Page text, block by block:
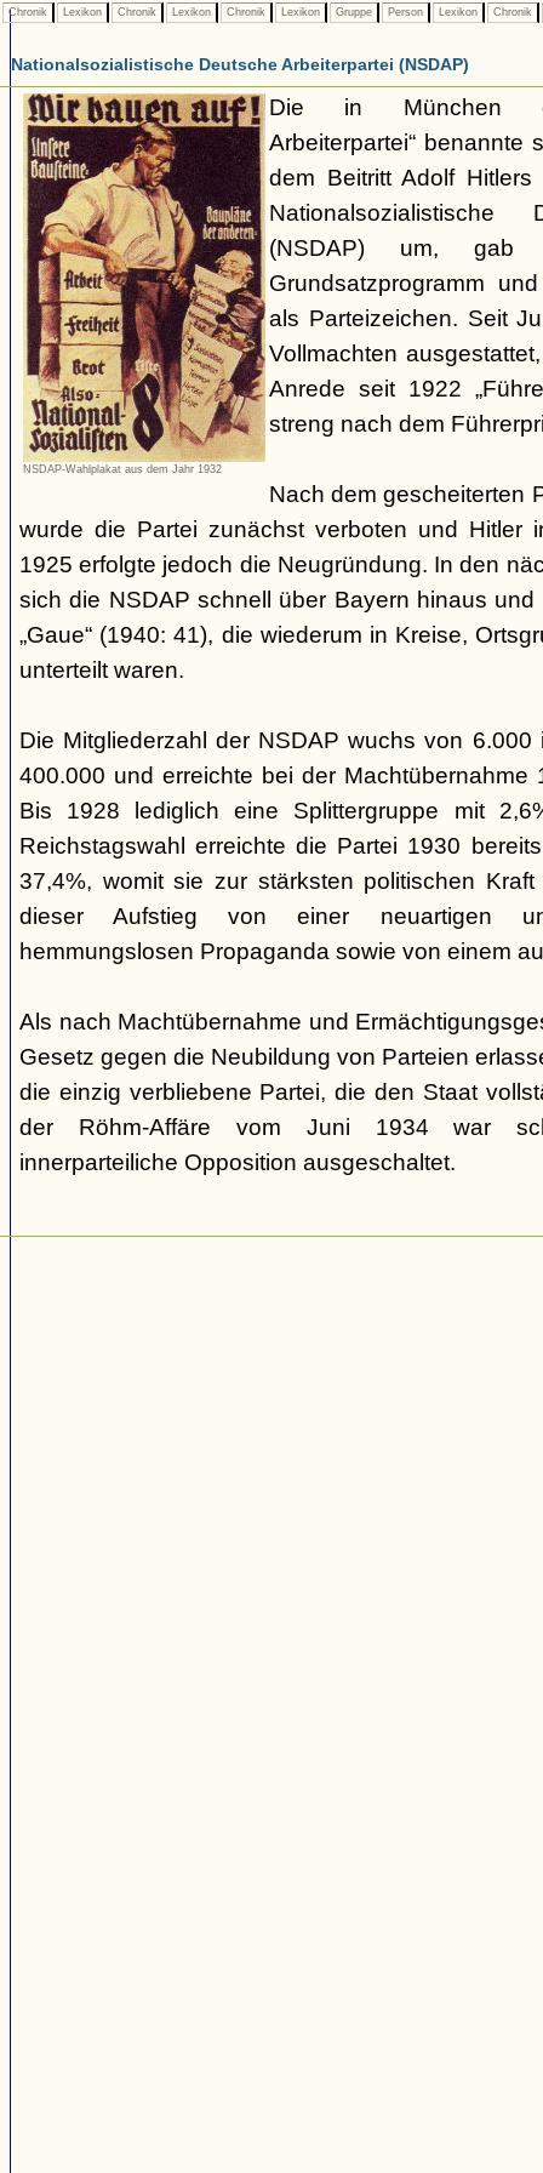
Chronik Lexikon Chronik Lexikon Chronik Lexikon Gruppe Person Lexikon Chronik
Nationalsozialistische Deutsche Arbeiterpartei (NSDAP)
NSDAP-Wahlplakat aus dem Jahr 1932
Die in München
Arbeiterpartei“
dem Beitritt Adolf
Nationalsozialistische
(NSDAP) um, gab
Grundsatzprogramm
als Parteizeichen. Seit
Vollmachten
Anrede seit 1922
streng nach dem
Nach dem gescheiterten
wurde die Partei zunächst verboten und Hitler
1925 erfolgte jedoch die Neugründung. In den
sich die NSDAP schnell über Bayern hinaus
„Gaue“ (1940: 41), die wiederum in Kreise,
unterteilt waren.
Die Mitgliederzahl der NSDAP wuchs von
400.000 und erreichte bei der Machtübernahme
Bis 1928 lediglich eine Splittergruppe mit
Reichstagswahl erreichte die Partei 1930
37,4%, womit sie zur stärksten politischen
dieser Aufstieg von einer neuartigen
hemmungslosen Propaganda sowie von einem
Als nach Machtübernahme und
Gesetz gegen die Neubildung von Parteien
die einzig verbliebene Partei, die den Staat
der Röhm-Affäre vom Juni 1934 war
innerparteiliche Opposition ausgeschaltet.